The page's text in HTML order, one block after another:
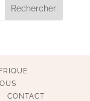
CONTACT